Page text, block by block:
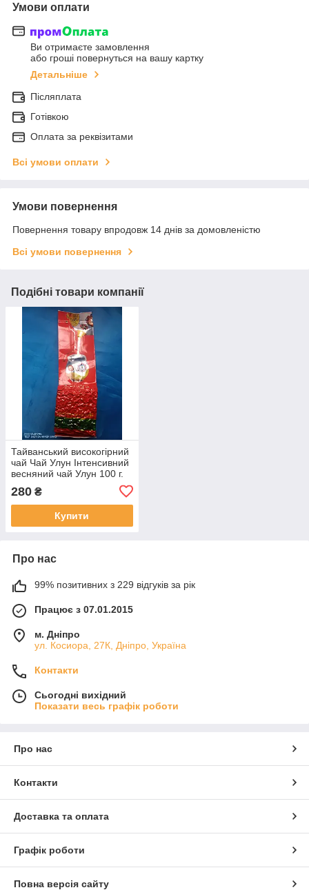
Умови оплати
Ви отримаєте замовлення
або гроші повернуться на вашу картку
Детальніше
Післяплата
Готівкою
Оплата за реквізитами
Всі умови оплати
Умови повернення
Повернення товару впродовж 14 днів за домовленістю
Всі умови повернення
Подібні товари компанії
Тайванський високогірний
чай Чай Улун Інтенсивний
весняний чай Улун 100 г.
280 ₴
Купити
Про нас
99% позитивних з 229 відгуків за рік
Працює з 07.01.2015
м. Дніпро
ул. Косиора, 27К, Дніпро, Україна
Контакти
Сьогодні вихідний
Показати весь графік роботи
Про нас
Контакти
Доставка та оплата
Графік роботи
Повна версія сайту